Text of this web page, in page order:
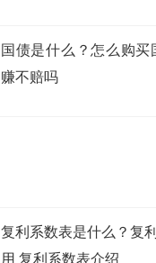
国债是什么？怎么购买
赚不赔吗
复利系数表是什么？复
用 复利系数表介绍